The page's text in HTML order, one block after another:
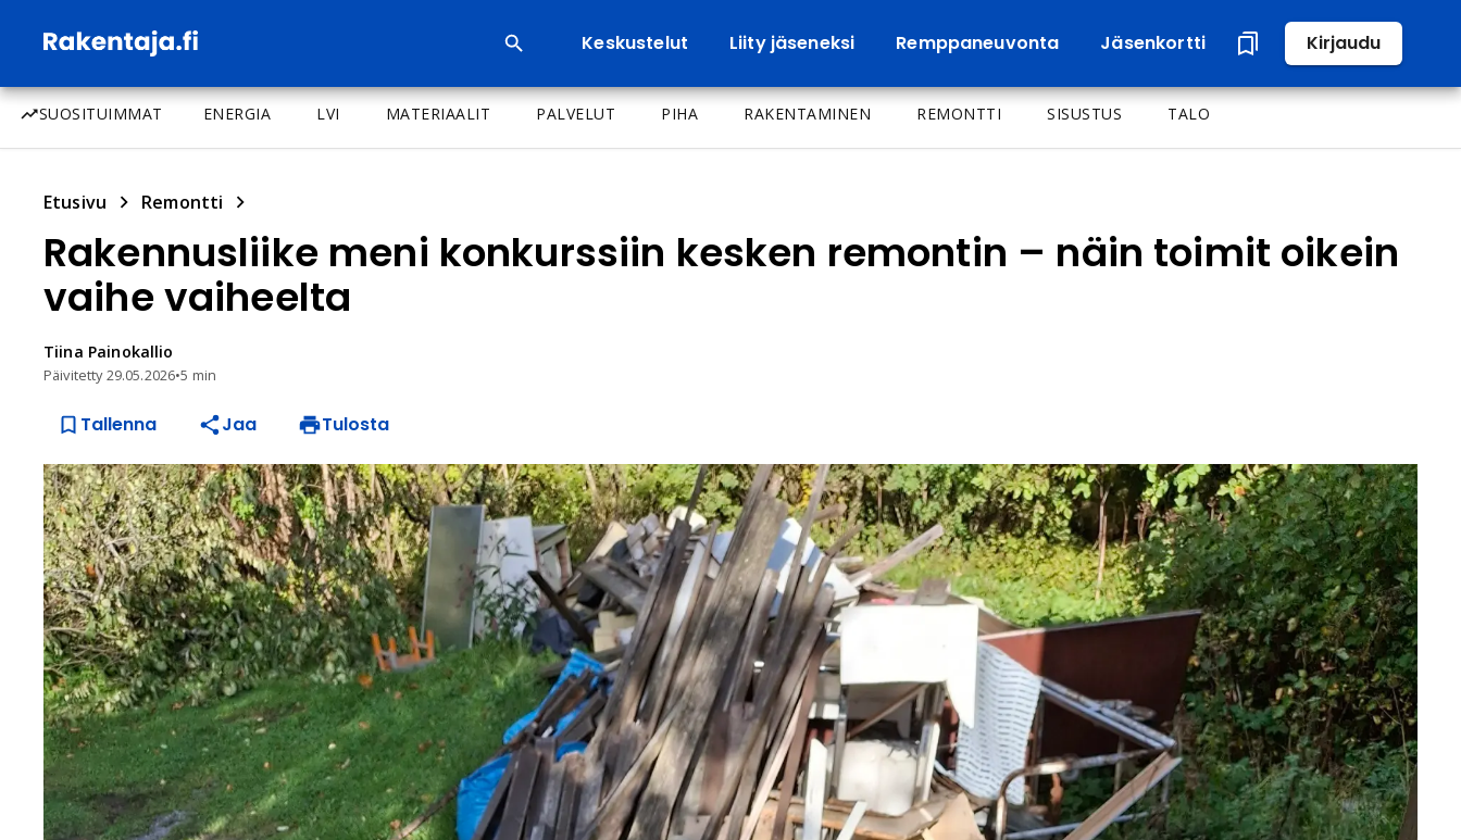
Keskustelut Liity jäseneksi Remppaneuvonta Jäsenkortti Kirjaudu
SUOSITUIMMAT ENERGIA LVI MATERIAALIT PALVELUT PIHA RAKENTAMINEN REMONTTI SISUSTUS TALO
Etusivu Remontti
Rakennusliike meni konkurssiin kesken remontin – näin toimit oikein
vaihe vaiheelta
Tiina Painokallio
Päivitetty29.05.2026•5 min
Tallenna Jaa Tulosta